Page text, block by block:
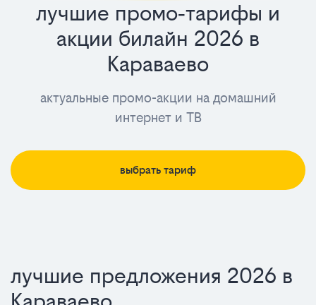
лучшие промо‑тарифы и
акции билайн 2026 в
Караваево
лучшие
и
акции
2025
в
актуальные промо-акции на домашний
интернет и ТВ
выбрать тариф
лучшие предложения 2026 в